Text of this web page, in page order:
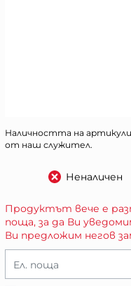
Наличността на
от наш служител.
Неналичен
Продуктът вече е
поща, за да Ви
Ви предложим негов
Ел. поща